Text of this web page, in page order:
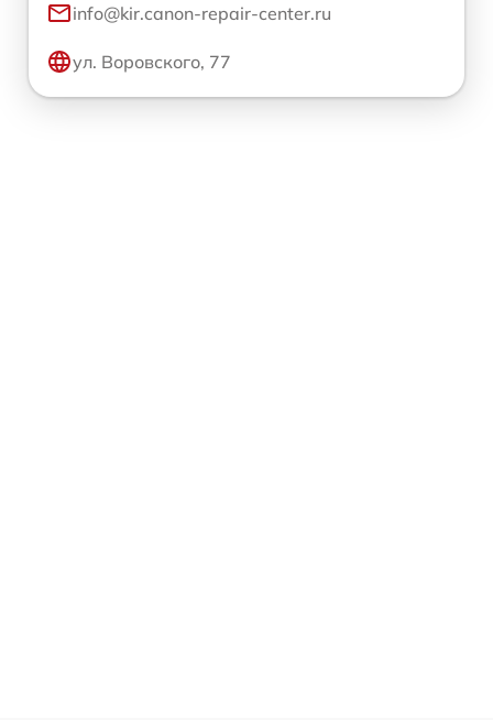
info@kir.canon-repair-center.ru
ул. Воровского, 77